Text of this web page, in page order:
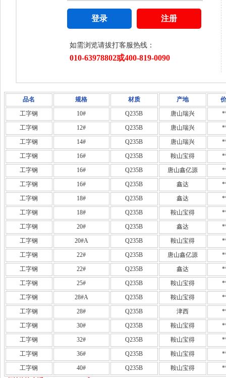
品名 规格 材质 产地
工字钢
10# Q235B 唐山瑞兴
工字钢
12# Q235B 唐山瑞兴
工字钢
14# Q235B 唐山瑞兴
工字钢
16# Q235B 鞍山宝得
工字钢
16# Q235B 唐山鑫亿源
工字钢
16# Q235B 鑫达
工字钢
18# Q235B 鑫达
工字钢
18# Q235B 鞍山宝得
工字钢
20# Q235B 鑫达
工字钢
20#A Q235B 鞍山宝得
工字钢
22# Q235B 唐山鑫亿源
工字钢
22# Q235B 鑫达
工字钢
25# Q235B 鞍山宝得
工字钢
28#A Q235B 鞍山宝得
工字钢
28# Q235B 津西
工字钢
30# Q235B 鞍山宝得
工字钢
32# Q235B 鞍山宝得
工字钢
36# Q235B 鞍山宝得
工字钢
40# Q235B 鞍山宝得